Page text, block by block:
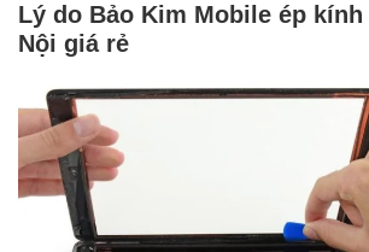
Lý do Bảo Kim Mobile ép kính
Nội giá rẻ